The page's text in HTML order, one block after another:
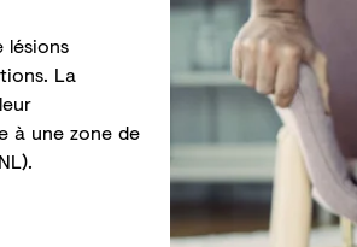
lésions
La
à une zone de